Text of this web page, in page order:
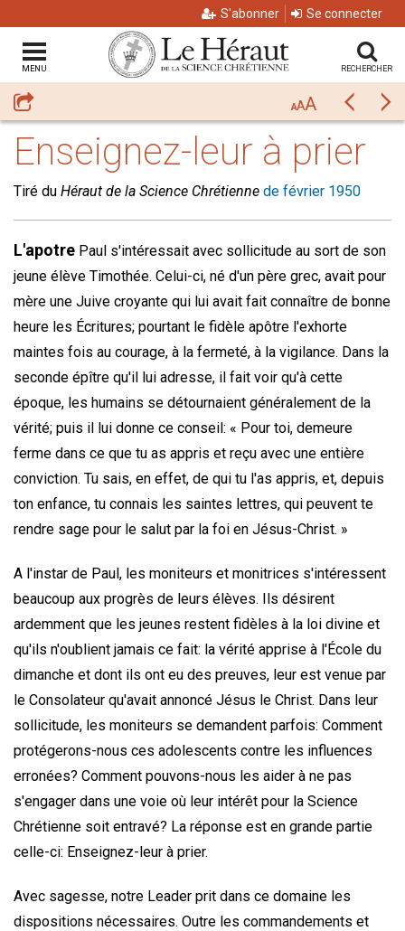
S'abonner Se connecter
MENU RECHERCHER
Partager AAA
Enseignez-leur à prier
Tiré du Héraut de la Science Chrétienne de février 1950
L'apotre Paul s'intéressait avec sollicitude au sort de son
jeune élève Timothée. Celui-ci, né d'un père grec, avait pour
mère une Juive croyante qui lui avait fait connaître de bonne
heure les Écritures; pourtant le fidèle apôtre l'exhorte
maintes fois au courage, à la fermeté, à la vigilance. Dans la
seconde épître qu'il lui adresse, il fait voir qu'à cette
époque, les humains se détournaient généralement de la
vérité; puis il lui donne ce conseil: « Pour toi, demeure
ferme dans ce que tu as appris et reçu avec une entière
conviction. Tu sais, en effet, de qui tu l'as appris, et, depuis
ton enfance, tu connais les saintes lettres, qui peuvent te
rendre sage pour le salut par la foi en Jésus-Christ. »
A l'instar de Paul, les moniteurs et monitrices s'intéressent
beaucoup aux progrès de leurs élèves. Ils désirent
ardemment que les jeunes restent fidèles à la loi divine et
qu'ils n'oublient jamais ce fait: la vérité apprise à l'École du
dimanche et dont ils ont eu des preuves, leur est venue par
le Consolateur qu'avait annoncé Jésus le Christ. Dans leur
sollicitude, les moniteurs se demandent parfois: Comment
protégerons-nous ces adolescents contre les influences
erronées? Comment pouvons-nous les aider à ne pas
s'engager dans une voie où leur intérêt pour la Science
Chrétienne soit entravé? La réponse est en grande partie
celle-ci: Enseignez-leur à prier.
Avec sagesse, notre Leader prit dans ce domaine les
dispositions nécessaires. Outre les commandements et